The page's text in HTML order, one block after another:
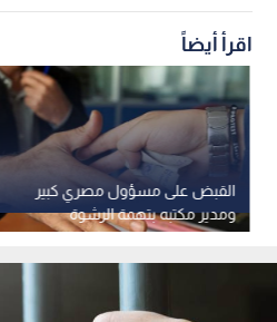
اقرأ أيضاً
القبض على مسؤول مصري كبير
ومدير مكتبه بتهمة الرشوة